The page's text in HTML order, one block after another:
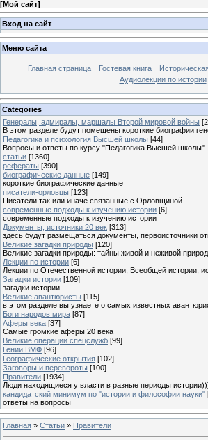
[Мой сайт]
Вход на сайт
Меню сайта
Главная страница Гостевая книга
Аудиолекции по истории
Categories
Генералы, адмиралы, маршалы Второй мировой войны
В этом разделе будут помещены короткие биографии
Педагогика и психология Высшей школы [44]
Вопросы и ответы по курсу "Педагогика Высшей школы"
статьи [1360]
рефераты [390]
биографические данные [149]
короткие биографические данные
писатели-орловцы [123]
Писатели так или иначе связанные с Орловщиной
современные подходы к изучению истории [6]
современные подходы к изучению истории
Документы, источники 20 век [313]
здесь будут размещаться документы, первоисточники
Великие загадки природы [120]
Великие загадки природы: тайны живой и неживой
Лекции по истории [6]
Лекции по Отечественной истории, Всеобщей истории,
Загадки истории [109]
загадки истории
Великие авантюристы [115]
в этом разделе вы узнаете о самых известных
Боги народов мира [87]
Аферы века [37]
Самые громкие аферы 20 века
Великие операции спецслужб [99]
Гении ВМФ [96]
Географические открытия [102]
Заговоры и перевороты [100]
Правители [1934]
Люди находящиеся у власти в разные периоды
кандидатский минимум по "истории и философии науки"
ответы на вопросы
Главная » Статьи » Правители